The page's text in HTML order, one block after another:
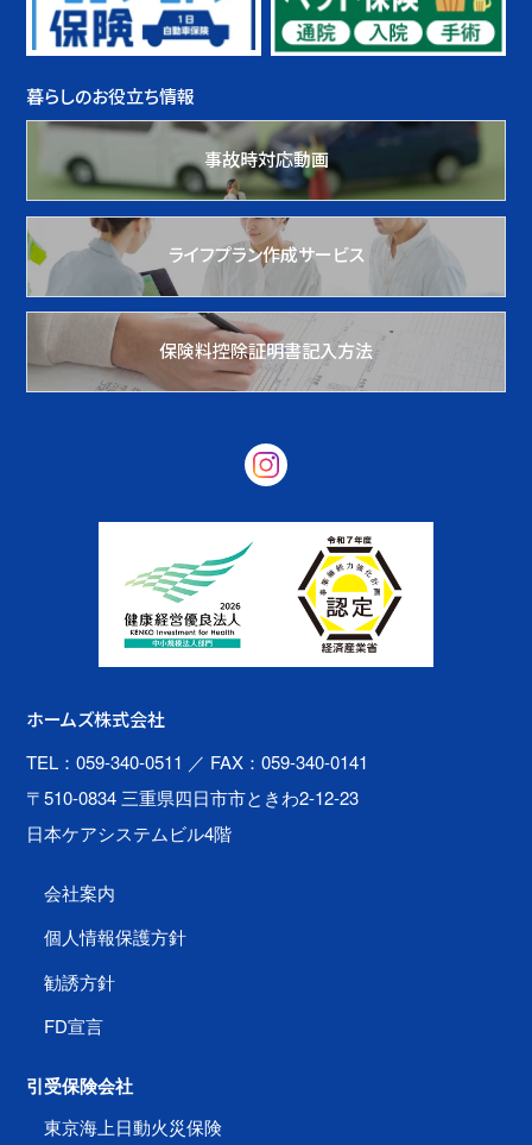
暮らしのお役立ち情報
事故時対応動画
ライフプラン作成サービス
保険料控除証明書記入方法
ホームズ株式会社
TEL：059-340-0511 ／ FAX：059-340-0141
〒510-0834 三重県四日市市ときわ2-12-23
日本ケアシステムビル4階
会社案内
個人情報保護方針
勧誘方針
FD宣言
引受保険会社
東京海上日動火災保険